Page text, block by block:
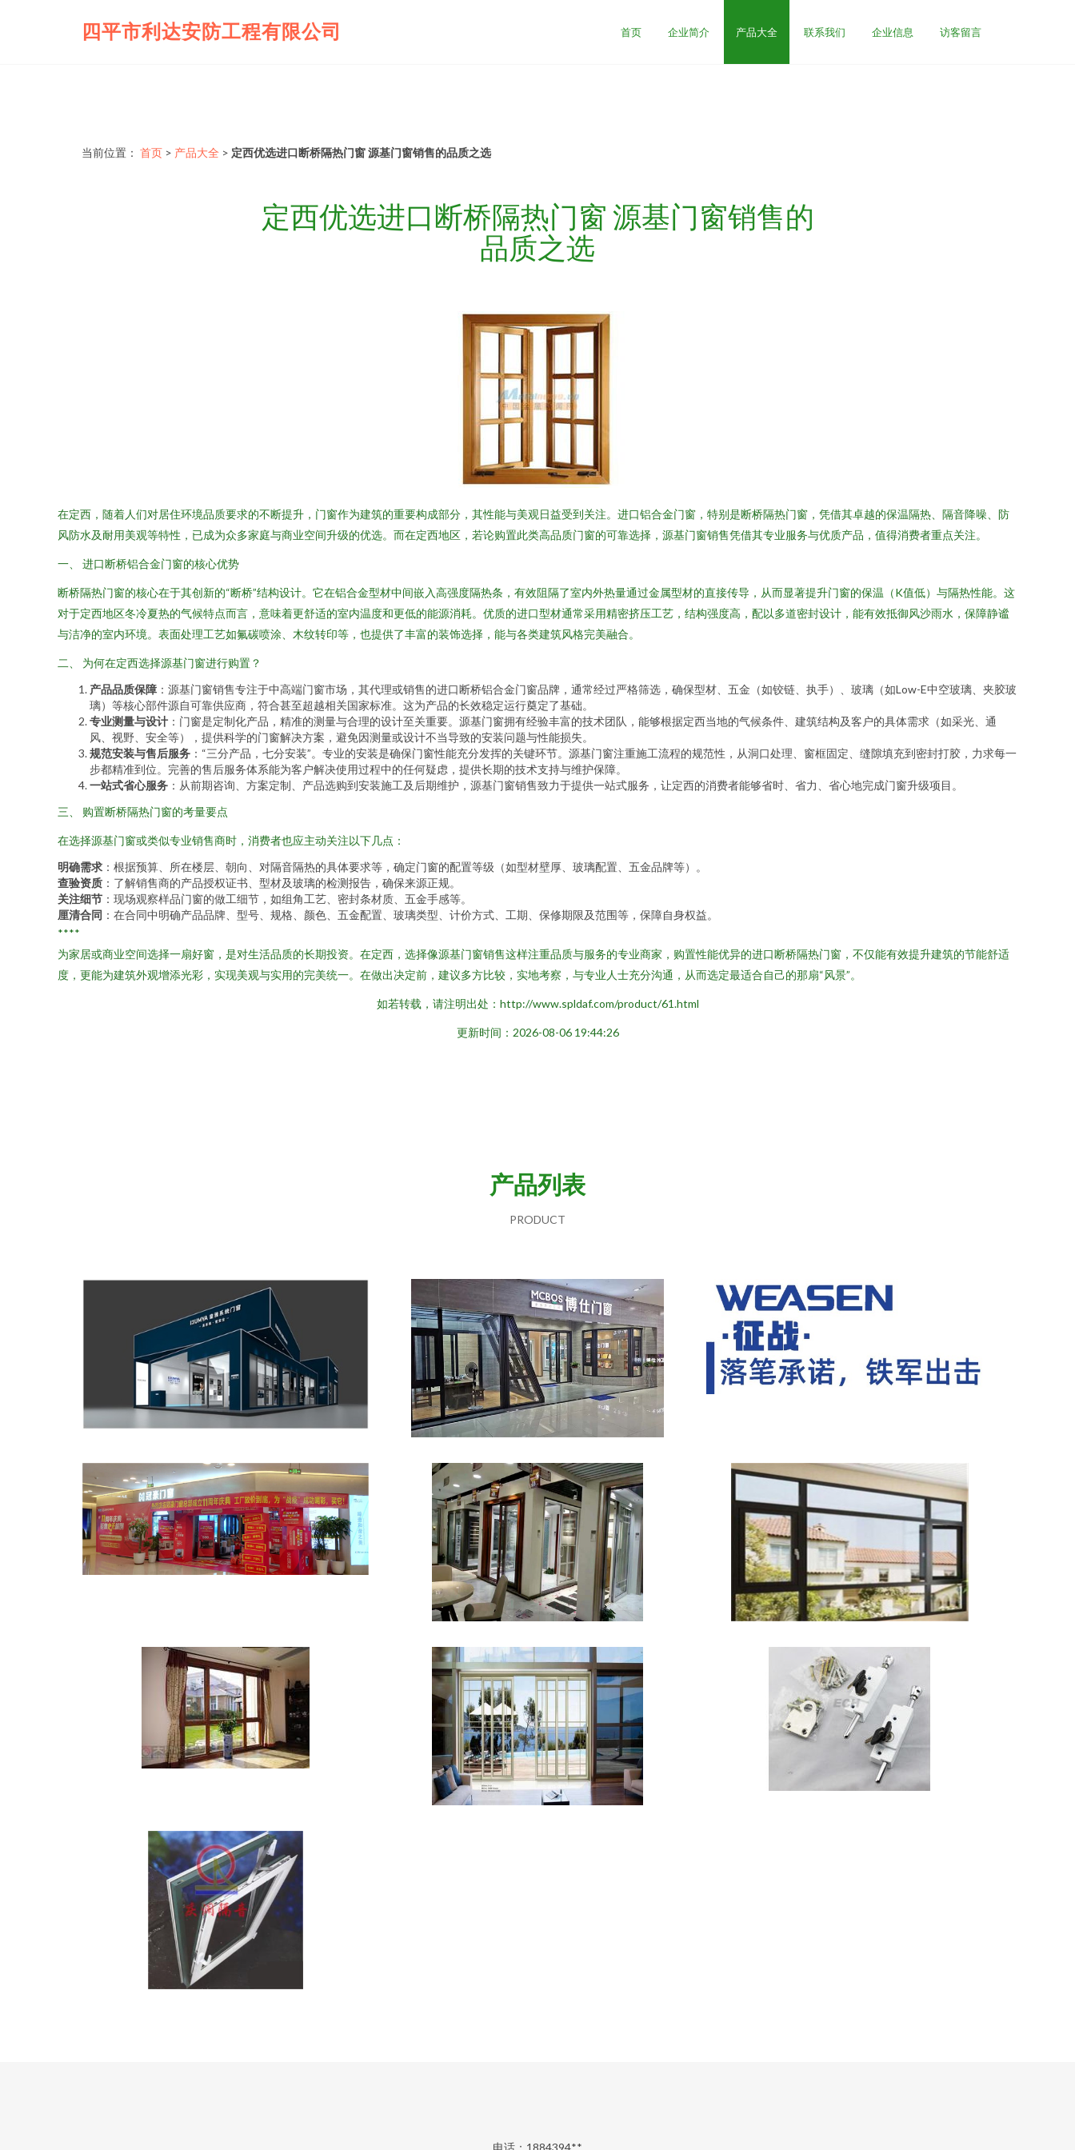
四平市利达安防工程有限公司 首页 企业简介 产品大全 联系我们 企业信息 访客留言
当前位置： 首页 > 产品大全 > 定西优选进口断桥隔热门窗 源基门窗销售的品质之选
定西优选进口断桥隔热门窗 源基门窗销售的
品质之选
在定西，随着人们对居住环境品质要求的不断提升，门窗作为建筑的重要构成部分，其性能与美观日益受到关注。进口铝合金门窗，特别是断桥隔热门窗，凭借其卓越的保温隔热、隔音降噪、防
风防水及耐用美观等特性，已成为众多家庭与商业空间升级的优选。而在定西地区，若论购置此类高品质门窗的可靠选择，源基门窗销售凭借其专业服务与优质产品，值得消费者重点关注。
一、 进口断桥铝合金门窗的核心优势
断桥隔热门窗的核心在于其创新的“断桥”结构设计。它在铝合金型材中间嵌入高强度隔热条，有效阻隔了室内外热量通过金属型材的直接传导，从而显著提升门窗的保温（K值低）与隔热性能。这
对于定西地区冬冷夏热的气候特点而言，意味着更舒适的室内温度和更低的能源消耗。优质的进口型材通常采用精密挤压工艺，结构强度高，配以多道密封设计，能有效抵御风沙雨水，保障静谧
与洁净的室内环境。表面处理工艺如氟碳喷涂、木纹转印等，也提供了丰富的装饰选择，能与各类建筑风格完美融合。
二、 为何在定西选择源基门窗进行购置？
产品品质保障 ：源基门窗销售专注于中高端门窗市场，其代理或销售的进口断桥铝合金门窗品牌，通常经过严格筛选，确保型材、五金（如铰链、执手）、玻璃（如Low-E中空玻璃、夹胶玻
璃）等核心部件源自可靠供应商，符合甚至超越相关国家标准。这为产品的长效稳定运行奠定了基础。
专业测量与设计 ：门窗是定制化产品，精准的测量与合理的设计至关重要。源基门窗拥有经验丰富的技术团队，能够根据定西当地的气候条件、建筑结构及客户的具体需求（如采光、通
风、视野、安全等），提供科学的门窗解决方案，避免因测量或设计不当导致的安装问题与性能损失。
规范安装与售后服务 ：“三分产品，七分安装”。专业的安装是确保门窗性能充分发挥的关键环节。源基门窗注重施工流程的规范性，从洞口处理、窗框固定、缝隙填充到密封打胶，力求每一
步都精准到位。完善的售后服务体系能为客户解决使用过程中的任何疑虑，提供长期的技术支持与维护保障。
一站式省心服务 ：从前期咨询、方案定制、产品选购到安装施工及后期维护，源基门窗销售致力于提供一站式服务，让定西的消费者能够省时、省力、省心地完成门窗升级项目。
三、 购置断桥隔热门窗的考量要点
在选择源基门窗或类似专业销售商时，消费者也应主动关注以下几点：
明确需求 ：根据预算、所在楼层、朝向、对隔音隔热的具体要求等，确定门窗的配置等级（如型材壁厚、玻璃配置、五金品牌等）。
查验资质 ：了解销售商的产品授权证书、型材及玻璃的检测报告，确保来源正规。
关注细节 ：现场观察样品门窗的做工细节，如组角工艺、密封条材质、五金手感等。
厘清合同 ：在合同中明确产品品牌、型号、规格、颜色、五金配置、玻璃类型、计价方式、工期、保修期限及范围等，保障自身权益。
****
为家居或商业空间选择一扇好窗，是对生活品质的长期投资。在定西，选择像源基门窗销售这样注重品质与服务的专业商家，购置性能优异的进口断桥隔热门窗，不仅能有效提升建筑的节能舒适
度，更能为建筑外观增添光彩，实现美观与实用的完美统一。在做出决定前，建议多方比较，实地考察，与专业人士充分沟通，从而选定最适合自己的那扇“风景”。
如若转载，请注明出处：http://www.spldaf.com/product/61.html
更新时间：2026-08-06 19:44:26
产品列表
PRODUCT
电话：1884394**